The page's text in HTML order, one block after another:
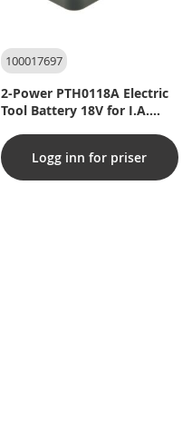
100017697
2-Power PTH0118A Electric
Tool Battery 18V for I.A.
Logg inn for priser